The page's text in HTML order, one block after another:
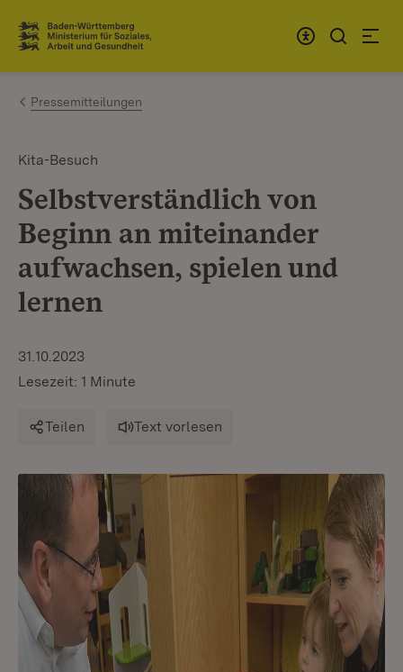
Zum Inhalt springen
Link zur Startseite
Pressemitteilungen
Kita-Besuch
Selbstverständlich von
Beginn an miteinander
aufwachsen, spielen und
lernen
31.10.2023
Lesezeit: 1 Minute
Teilen Text vorlesen